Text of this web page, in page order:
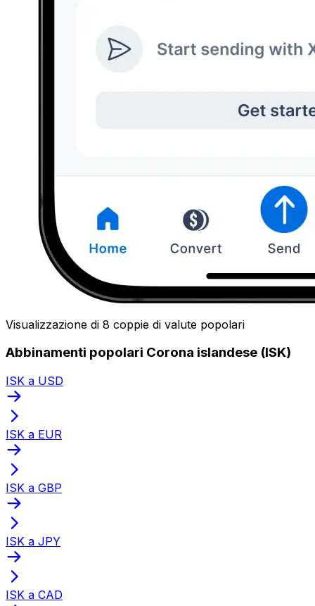
Visualizzazione di 8 coppie di valute popolari
Abbinamenti popolari Corona islandese (ISK)
ISK a USD
ISK a EUR
ISK a GBP
ISK a JPY
ISK a CAD